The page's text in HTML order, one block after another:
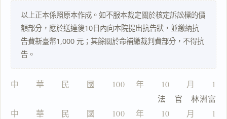
以上正本係照原本作成。如不服本裁定關於核定訴訟標的價
額部分，應於送達後10日內向本院提出抗告狀，並繳納抗
告費新臺幣1,000 元；其餘關於命補繳裁判費部分，不得抗
告。
中　　華　　民　　國　　100　 年　　10　　月　　13
                                法　官　林洲富
中　　華　　民　　國　　100　 年　　10　　月　　13
複
文